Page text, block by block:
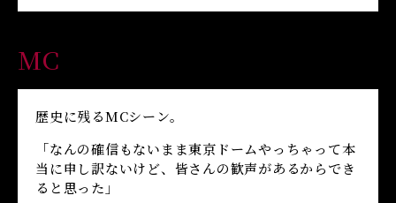
MC
歴史に残るMCシーン。
「なんの確信もないまま東京ドームやっちゃって本
当に申し訳ないけど、皆さんの歓声があるからでき
ると思った」